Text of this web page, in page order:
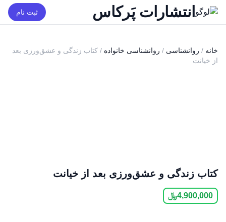
انتشارات پَرکاس ثبت نام
خانه / روانشناسی / روانشناسی خانواده / کتاب زندگی و عشق‌ورزی بعد
از خیانت
کتاب زندگی و عشق‌ورزی بعد از خیانت
4,900,000﷼